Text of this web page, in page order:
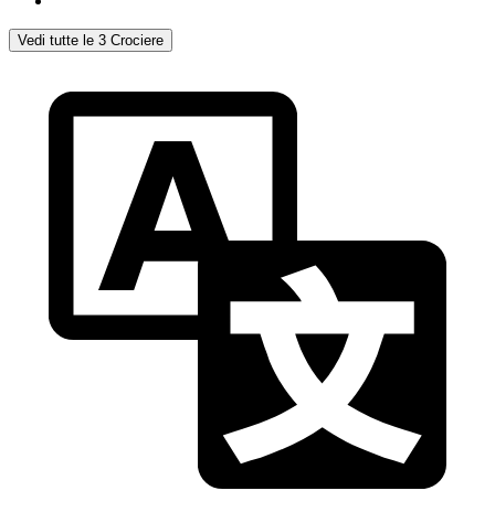
Vedi tutte le 3 Crociere